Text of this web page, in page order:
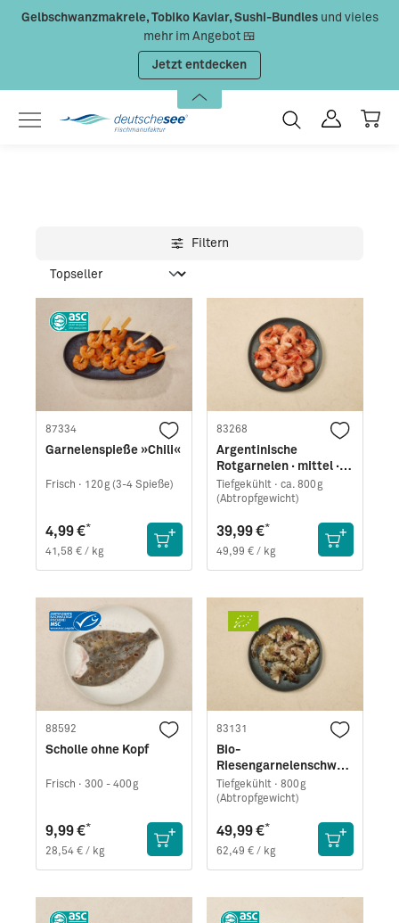
Zum Hauptinhalt springen
Gelbschwanzmakrele, Tobiko Kaviar, Sushi-Bundlesund vieles
mehr im Angebot 🍱
Jetzt entdecken
Filtern
87334
Garnelenspieße »Chili«
Frisch · 120g (3-4 Spieße)
4,99 €*
41,58 € / kg
83268
Argentinische
Rotgarnelen · mittel ·
easy peel
Tiefgekühlt · ca. 800g
(Abtropfgewicht)
39,99 €*
49,99 € / kg
88592
Scholle ohne Kopf
Frisch · 300 - 400g
9,99 €*
28,54 € / kg
83131
Bio-
Riesengarnelenschwän
ze (Black Tiger) · mittel
· easy peel
Tiefgekühlt · 800g
(Abtropfgewicht)
49,99 €*
62,49 € / kg